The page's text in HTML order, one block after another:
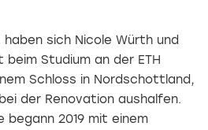
sich Nicole Würth und
Studium an der ETH
Schloss in Nordschottland,
der Renovation aushalfen.
begann 2019 mit einem